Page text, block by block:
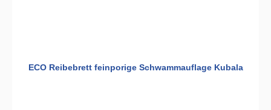
ECO Reibebrett feinporige Schwammauflage Kubala